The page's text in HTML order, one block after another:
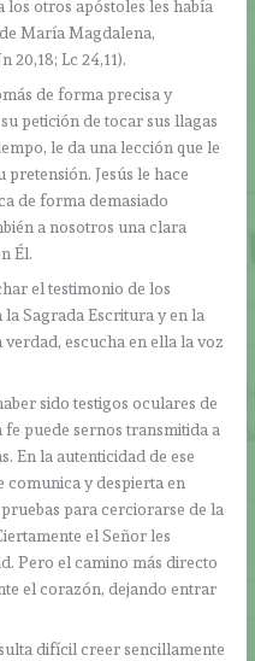
los otros apóstoles les había
María Magdalena,
20,18; Lc 24,11).
de forma precisa y
petición de tocar sus llagas
le da una lección que le
Jesús le hace
de forma demasiado
a nosotros una clara
Él.
el testimonio de los
Sagrada Escritura y en la
escucha en ella la voz
sido testigos oculares de
puede sernos transmitida a
En la autenticidad de ese
comunica y despierta en
para cerciorarse de la
el Señor les
Pero el camino más directo
el corazón, dejando entrar
difícil creer sencillamente